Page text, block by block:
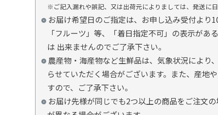
※ご記入漏れや誤記、又は出荷元によりましては、発送に
お届け希望日のご指定は、お申し込み受付より
「フルーツ」等、「着日指定不可」の表示が
は 出来ませんのでご了承下さい。
農産物・海産物など生鮮品は、気象状況により
らせていただく場合がございます。また、産地
すので、ご了承下さい。
お届け先様が同じでも2つ以上の商品をご注文